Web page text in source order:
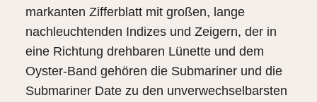
markanten Zifferblatt mit großen, lange
nachleuchtenden Indizes und Zeigern, der in
eine Richtung drehbaren Lünette und dem
Oyster-Band gehören die Submariner und die
Submariner Date zu den unverwechselbarsten